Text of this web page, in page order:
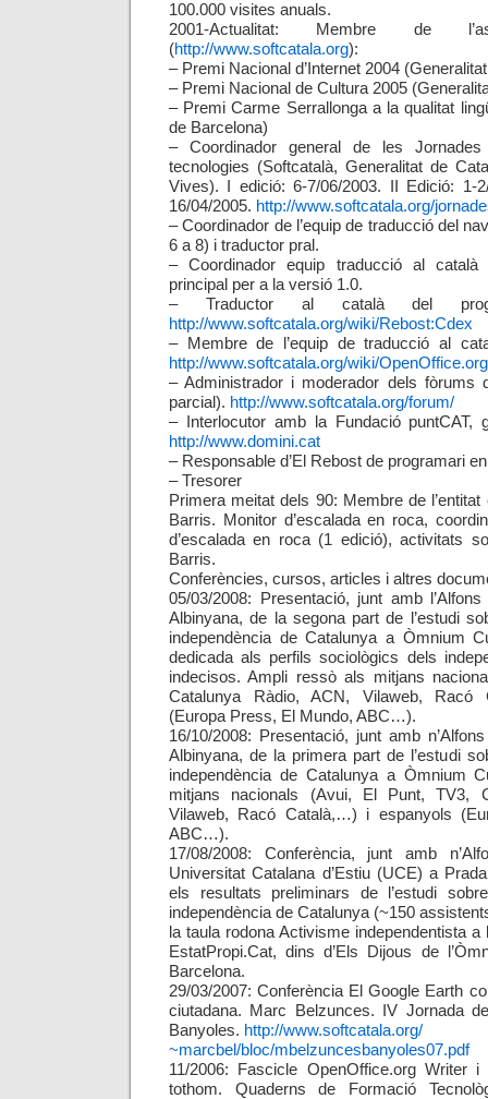
100.000 visites anuals.
2001-Actualitat: Membre de
(http://www.softcatala.org):
– Premi Nacional d’Internet 2004
– Premi Nacional de Cultura 2005
– Premi Carme Serrallonga a la qualitat
de Barcelona)
– Coordinador general de les
tecnologies (Softcatalà, Generalitat de
Vives). I edició: 6-7/06/2003. II Edició: 1-
16/04/2005. http://www.softcatala.org/
– Coordinador de l’equip de traducció del
6 a 8) i traductor pral.
– Coordinador equip traducció al català
principal per a la versió 1.0.
– Traductor al català del
http://www.softcatala.org/wiki/Rebost:Cdex
– Membre de l’equip de traducció al
http://www.softcatala.org/wiki/OpenOffice.org
– Administrador i moderador dels fòrums
parcial). http://www.softcatala.org/forum/
– Interlocutor amb la Fundació puntCAT,
http://www.domini.cat
– Responsable d’El Rebost de programari
– Tresorer
Primera meitat dels 90: Membre de
Barris. Monitor d’escalada en roca,
d’escalada en roca (1 edició), activitats
Barris.
Conferències, cursos, articles i altres
05/03/2008: Presentació, junt amb
Albinyana, de la segona part de l’estudi
independència de Catalunya a Òmnium
dedicada als perfils sociològics dels
indecisos. Ampli ressò als mitjans
Catalunya Ràdio, ACN, Vilaweb,
(Europa Press, El Mundo, ABC…).
16/10/2008: Presentació, junt amb
Albinyana, de la primera part de l’estudi
independència de Catalunya a Òmnium
mitjans nacionals (Avui, El Punt, TV3,
Vilaweb, Racó Català,…) i espanyols
ABC…).
17/08/2008: Conferència, junt amb
Universitat Catalana d’Estiu (UCE) a
els resultats preliminars de l’estudi
independència de Catalunya (~150
la taula rodona Activisme independentista
EstatPropi.Cat, dins d’Els Dijous de
Barcelona.
29/03/2007: Conferència El Google Earth
ciutadana. Marc Belzunces. IV Jornada
Banyoles. http://www.softcatala.org/
~marcbel/bloc/mbelzuncesbanyoles07.pdf
11/2006: Fascicle OpenOffice.org Writer i
tothom. Quaderns de Formació